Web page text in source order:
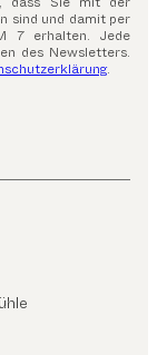
sind und damit per
7 erhalten. Jede
des Newsletters.
.